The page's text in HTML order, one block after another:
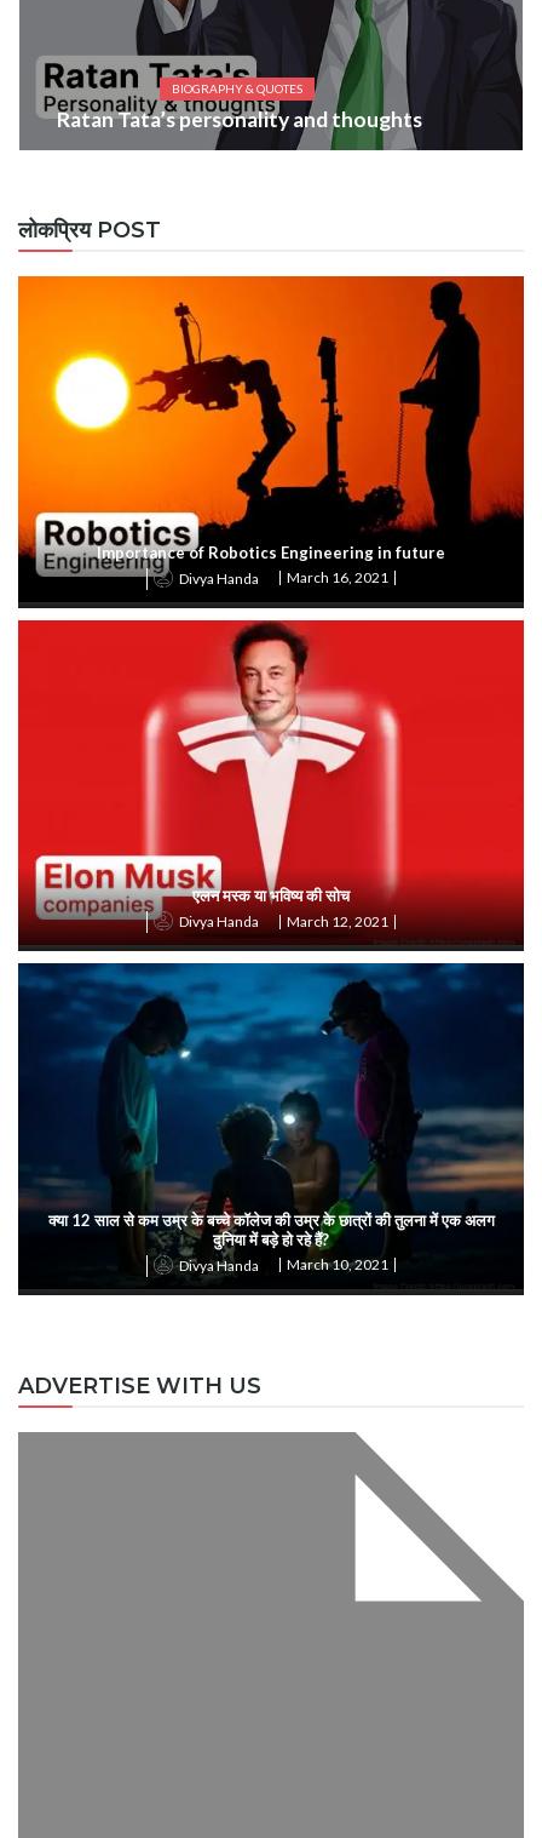
BIOGRAPHY & QUOTES
Ratan Tata’s personality and thoughts
लोकप्रिय POST
Importance of Robotics Engineering in future
Divya Handa March 16, 2021
एलन मस्क या भविष्य की सोच
Divya Handa March 12, 2021
क्या 12 साल से कम उम्र के बच्चे कॉलेज की उम्र के छात्रों की तुलना में एक अलग
दुनिया में बड़े हो रहे हैं?
Divya Handa March 10, 2021
ADVERTISE WITH US